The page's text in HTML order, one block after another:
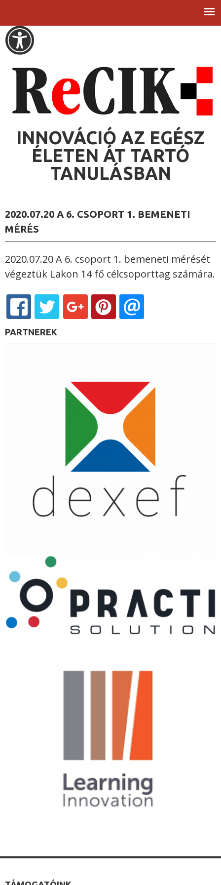
FŐMENÜ
contrast
INNOVÁCIÓ AZ EGÉSZ
ÉLETEN ÁT TARTÓ
TANULÁSBAN
2020.07.20 A 6. CSOPORT 1. BEMENETI
MÉRÉS
2020.07.20 A 6. csoport 1. bemeneti mérését
végeztük Lakon 14 fő célcsoporttag számára.
PARTNEREK